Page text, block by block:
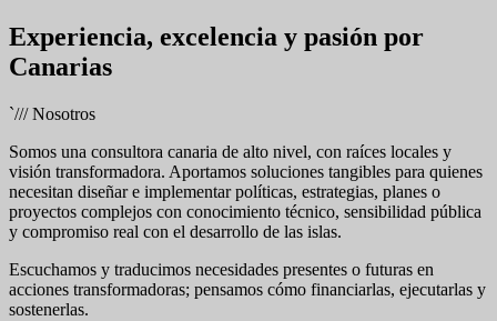
Experiencia, excelencia y pasión por
Canarias
`///Nosotros
Somos una consultora canaria de alto nivel, con raíces locales y
visión transformadora. Aportamos soluciones tangibles para quienes
necesitan diseñar e implementar políticas, estrategias, planes o
proyectos complejos con conocimiento técnico, sensibilidad pública
y compromiso real con el desarrollo de las islas.
Escuchamos y traducimos necesidades presentes o futuras en
acciones transformadoras; pensamos cómo financiarlas, ejecutarlas y
sostenerlas.